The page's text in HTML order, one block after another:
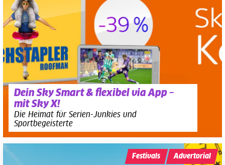
Dein Sky Smart & flexibel via App –
mit Sky X!
Die Heimat für Serien-Junkies und
Sportbegeisterte
Festivals Advertorial